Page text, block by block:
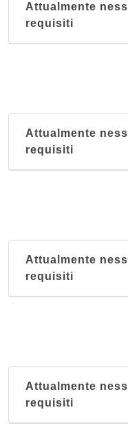
Attualmente
requisiti
Attualmente
requisiti
Attualmente
requisiti
Attualmente
requisiti